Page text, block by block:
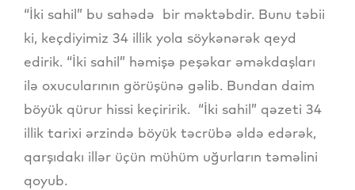
“İki sahil” bu sahədə bir məktəbdir. Bunu təbii
ki, keçdiyimiz 34 illik yola söykənərək qeyd
edirik. “İki sahil” həmişə peşəkar əməkdaşları
ilə oxucularının görüşünə gəlib. Bundan daim
böyük qürur hissi keçiririk. “İki sahil” qəzeti 34
illik tarixi ərzində böyük təcrübə əldə edərək,
qarşıdakı illər üçün mühüm uğurların təməlini
qoyub.